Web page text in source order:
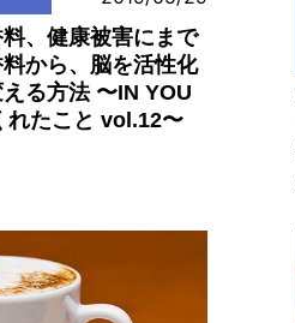
、健康被害にまで
から、脳を活性化
る方法 〜IN YOU
れたこと vol.12〜